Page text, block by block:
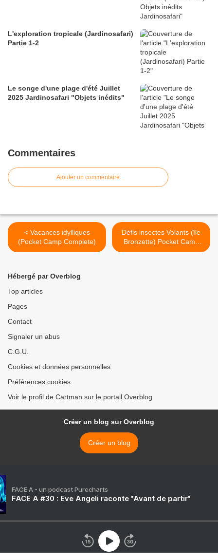
L'exploration tropicale (Jardinosafari)
Partie 1-2
Le songe d'une plage d'été Juillet
2025 Jardinosafari "Objets inédits"
Commentaires
Ajouter un commentaire
< Vacances idylliques
(Pocket Camp Complete)
Défis insectes Volants (île
Bronzette) Pocket Camp
Complete >
Hébergé par Overblog
Top articles
Pages
Contact
Signaler un abus
C.G.U.
Cookies et données personnelles
Préférences cookies
Voir le profil de Cartman sur le portail Overblog
Créer un blog sur Overblog
Créer un blog
FACE A - un podcast Purecharts
FACE A #30 : Eve Angeli raconte "Avant de partir"